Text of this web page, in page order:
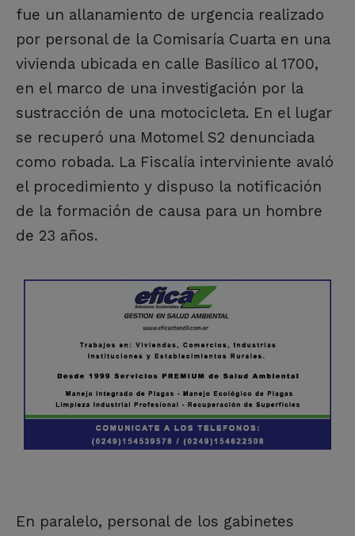
fue un allanamiento de urgencia realizado
por personal de la Comisaría Cuarta en una
vivienda ubicada en calle Basílico al 1700,
en el marco de una investigación por la
sustracción de una motocicleta. En el lugar
se recuperó una Motomel S2 denunciada
como robada. La Fiscalía interviniente avaló
el procedimiento y dispuso la notificación
de la formación de causa para un hombre
de 23 años.
En paralelo, personal de los gabinetes